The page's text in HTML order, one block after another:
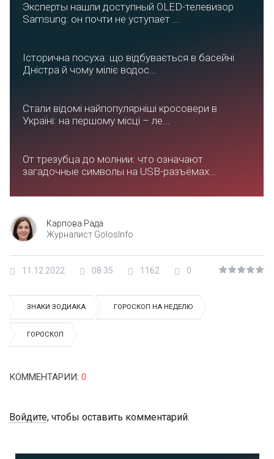
Эксперты нашли доступный OLED-телевизор
Samsung: он почти не уступает ...
Історична посуха: що відбувається в басейні
Дністра й чому міліє водос...
Стали відомі найпопулярніші кросовери в
Україні: на першому місці – ле...
От трезубца до молнии: что означают
загадочные символы на USB-разъёмах...
Карпова Рада
Журналист GolosInfo
11.12.2022 08:35 1162 0
ЗНАКИ ЗОДИАКА ГОРОСКОП НА НЕДЕЛЮ
ГОРОСКОП
КОММЕНТАРИИ: 0
Войдите, чтобы оставить комментарий.